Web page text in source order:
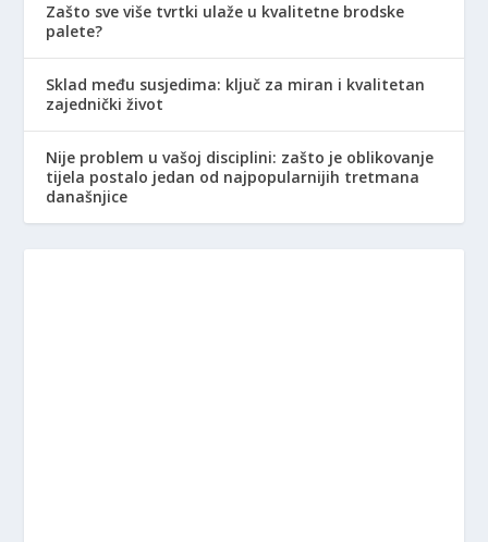
Zašto sve više tvrtki ulaže u kvalitetne brodske
palete?
Sklad među susjedima: ključ za miran i kvalitetan
zajednički život
Nije problem u vašoj disciplini: zašto je oblikovanje
tijela postalo jedan od najpopularnijih tretmana
današnjice